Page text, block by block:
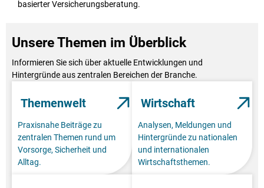
basierter Versicherungsberatung.
Unsere Themen im Überblick
Informieren Sie sich über aktuelle Entwicklungen und
Hintergründe aus zentralen Bereichen der Branche.
Themenwelt
Praxisnahe Beiträge zu
zentralen Themen rund um
Vorsorge, Sicherheit und
Alltag.
Wirtschaft
Analysen, Meldungen und
Hintergründe zu nationalen
und internationalen
Wirtschaftsthemen.